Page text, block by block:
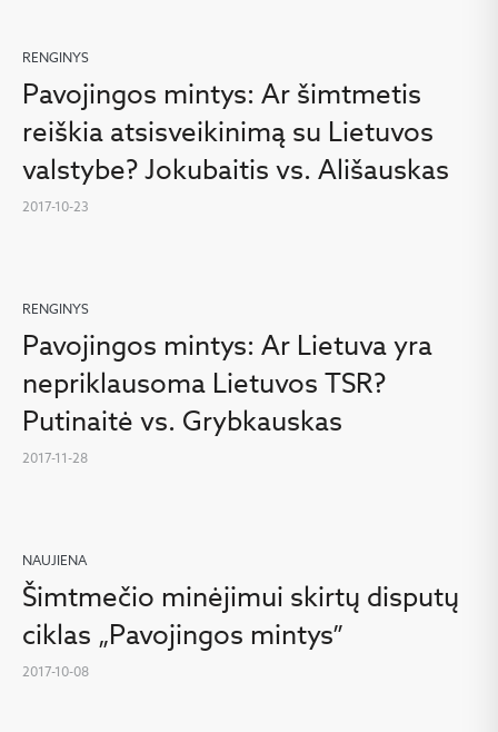
RENGINYS
Pavojingos mintys: Ar šimtmetis
reiškia atsisveikinimą su Lietuvos
valstybe? Jokubaitis vs. Ališauskas
2017-10-23
RENGINYS
Pavojingos mintys: Ar Lietuva yra
nepriklausoma Lietuvos TSR?
Putinaitė vs. Grybkauskas
2017-11-28
NAUJIENA
Šimtmečio minėjimui skirtų disputų
ciklas „Pavojingos mintys”
2017-10-08